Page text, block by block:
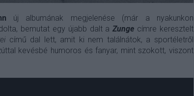
új albumának megjelenése (már a nyakunkon
bemutat egy újabb dalt aZunge címre keresztelt
című dal lett, amit ki nem találnátok, a sportéletről
kevésbé humoros és fanyar, mint szokott, viszont